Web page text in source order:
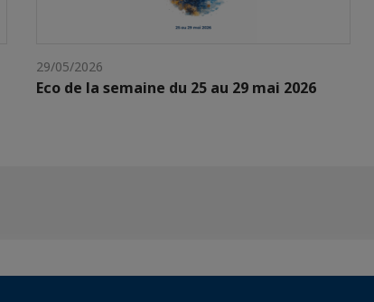
29/05/2026
Eco de la semaine du 25 au 29 mai 2026